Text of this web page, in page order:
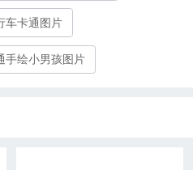
车卡通图片
手绘小男孩图片